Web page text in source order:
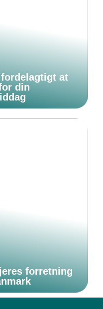
at
din
forretning